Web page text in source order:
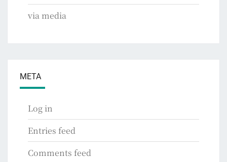
via media
META
Log in
Entries feed
Comments feed